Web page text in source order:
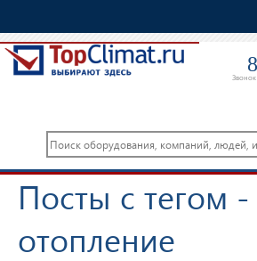
Посты с тегом -
отопление